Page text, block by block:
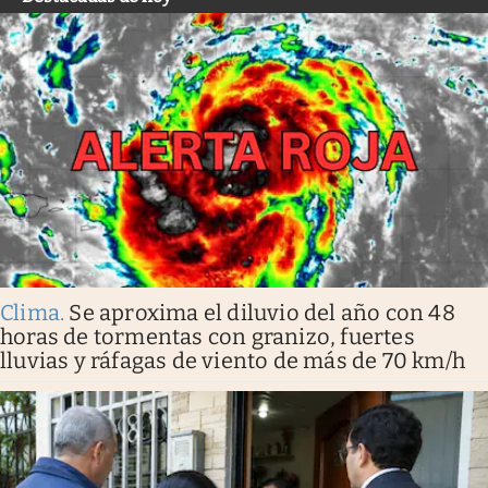
Clima. Se aproxima el diluvio del año con 48
horas de tormentas con granizo, fuertes
lluvias y ráfagas de viento de más de 70 km/h